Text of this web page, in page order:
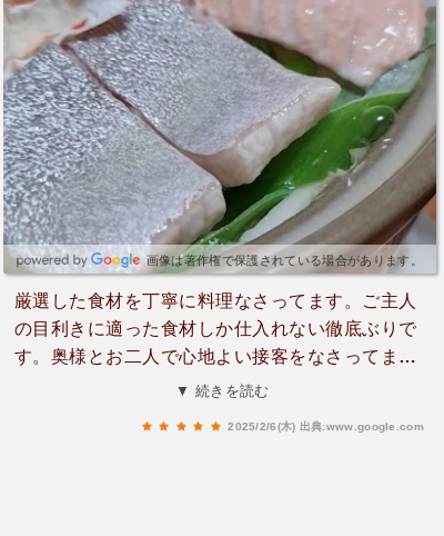
画像は著作権で保護されている場合があります。
厳選した食材を丁寧に料理なさってます。ご主人
の目利きに適った食材しか仕入れない徹底ぶりで
す。奥様とお二人で心地よい接客をなさってま
す。お客さんも感じの良いかたがたが多いと思い
▼ 続きを読む
2025/2/6(木) 出典:www.google.com